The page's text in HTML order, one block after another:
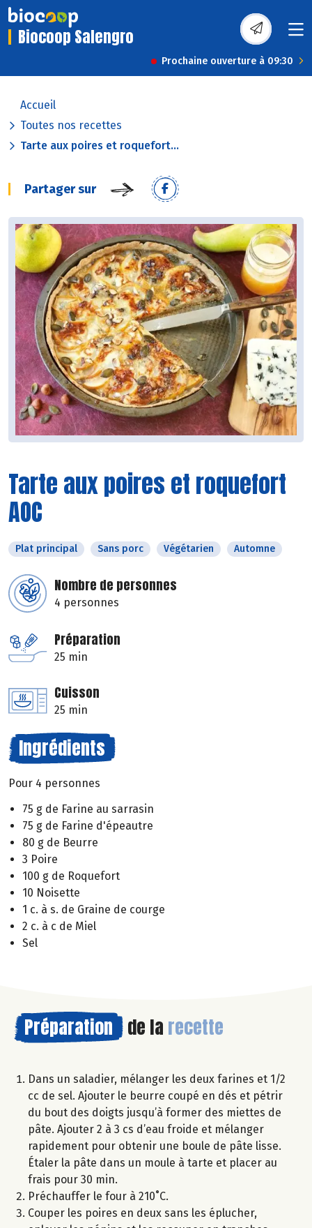
Biocoop Salengro
Prochaine ouverture à 09:30
Accueil
Toutes nos recettes
Tarte aux poires et roquefort...
Partager sur
Tarte aux poires et roquefort
AOC
Plat principal Sans porc Végétarien Automne
Nombre de personnes
4 personnes
Préparation
25 min
Cuisson
25 min
Ingrédients
Pour 4 personnes
75 g de Farine au sarrasin
75 g de Farine d'épeautre
80 g de Beurre
3 Poire
100 g de Roquefort
10 Noisette
1 c. à s. de Graine de courge
2 c. à c de Miel
Sel
Préparation de la recette
Dans un saladier, mélanger les deux farines et 1/2
cc de sel. Ajouter le beurre coupé en dés et pétrir
du bout des doigts jusqu’à former des miettes de
pâte. Ajouter 2 à 3 cs d’eau froide et mélanger
rapidement pour obtenir une boule de pâte lisse.
Étaler la pâte dans un moule à tarte et placer au
frais pour 30 min.
Préchauffer le four à 210˚C.
Couper les poires en deux sans les éplucher,